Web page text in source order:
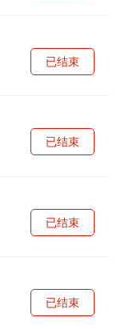
已结束
已结束
已结束
已结束